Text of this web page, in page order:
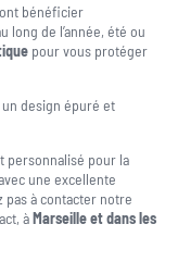
bénéficier
long de l’année, été ou
pour vous protéger
design épuré et
personnalisé pour la
une excellente
pas à contacter notre
àMarseille et dans les